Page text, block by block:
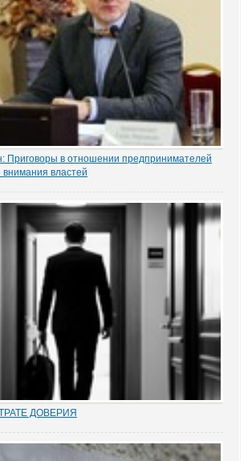
Приговоры в отношении предпринимателей
внимания властей
захват». Владелец сети заправок...
ДОВЕРИЯ
РФ) появилась в Трудовом кодексе в 2012 году